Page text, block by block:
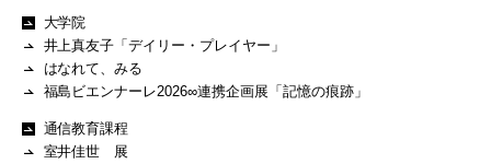
大学院
井上真友子「デイリー・プレイヤー」
はなれて、みる
福島ビエンナーレ2026∞連携企画展「記憶の痕跡」
通信教育課程
室井佳世 展